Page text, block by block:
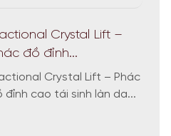
Crystal Lift –
đồ đỉnh...
Crystal Lift – Phác
đỉnh cao tái sinh làn da...